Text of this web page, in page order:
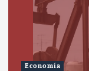
Economía